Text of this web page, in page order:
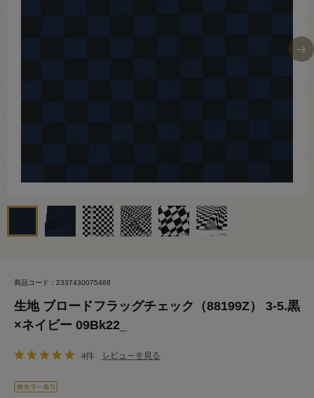
商品コード：2337430075468
生地 ブロードフラッグチェック（88199Z） 3-5.黒
×ネイビー 09Bk22_
4件 レビューを見る